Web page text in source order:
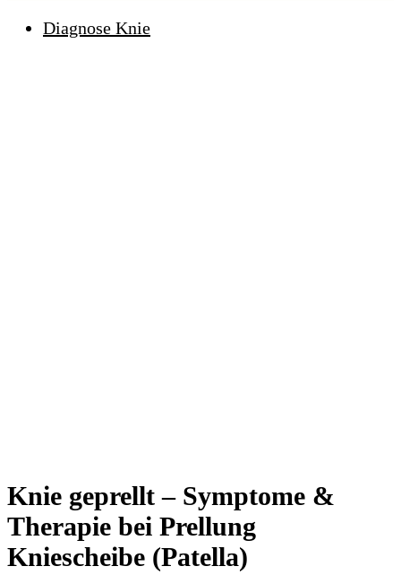
Diagnose Knie
Knie geprellt – Symptome &
Therapie bei Prellung
Kniescheibe (Patella)